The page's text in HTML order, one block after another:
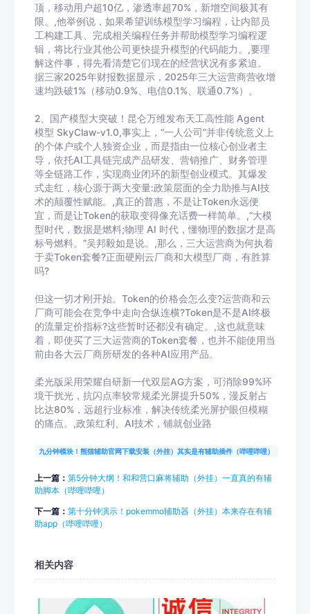
顶，移动用户超10亿，渗透率超70%，新增空间极其有
限。,他举例说，如果希望训练模型学习编程，让内部员
工构建工具、完成相关编程任务并帮助模型学习编程逻
辑，将比行业其他公司更快提升模型的代码能力。,要理
解这件事，得先看清楚它们现在的经营状况有多紧迫。
据三家2025年财报数据显示，2025年三大运营商营收增
速均跌破1%（移动0.9%、电信0.1%、联通0.7%）。
2、国产模型大突破！昆仑万维发布天工高性能 Agent
模型 SkyClaw-v1.0,事实上，“一人公司”并非传统意义上
的个体户或个人独资企业，而是指由一位核心创业者主
导，依托AI工具链完成产品研发、营销推广、财务管理
等全链路工作，实现商业闭环的新型创业模式。其爆发
式走红，核心源于两大变量:政策层面的全力助推与AI技
术的颠覆性赋能。,真正的普惠，不是让Token永远便
宜，而是让Token的获取变得像充话费一样简单。,“大模
型时代，数据是燃料;物理 AI 时代，懂物理的数据才是高
标号燃料。”吴邦毅如是说。,那么，三大运营商为何执着
于卖Token套餐?正面硬刚云厂商和大模型厂商，有胜算
吗?
但这一切才刚开始。Token的价格会怎么变?运营商和云
厂商可能会在竞争中走向合纵连横?Token是不是AI终极
的流量定价指标?这些暂时还都没有确定。,这也就意味
着，即使买了三大运营商的Token套餐，也并不能使用当
前由各大云厂商所研发的各种AI应用产品。
柔光版采用荣耀自研新一代双层AG方案，可消除99%环
境干扰光，抗闪点率较常规柔光屏提升50%，漫反射占
比达80%，远超行业标准，解决传统柔光屏护眼但模糊
的痛点。,政策红利、AI技术，铺就创业路
九分钟模块！熊猫辅助官网下载安装（外挂）其实是有辅助插件（哔哩哔哩）
上一篇： 第5分钟大纲！和和营口麻将辅助（外挂）一直真的有辅
助脚本（哔哩哔哩）
下一篇： 第十分钟演示！pokemmo辅助器（外挂）本来存在有辅
助app（哔哩哔哩）
相关内容